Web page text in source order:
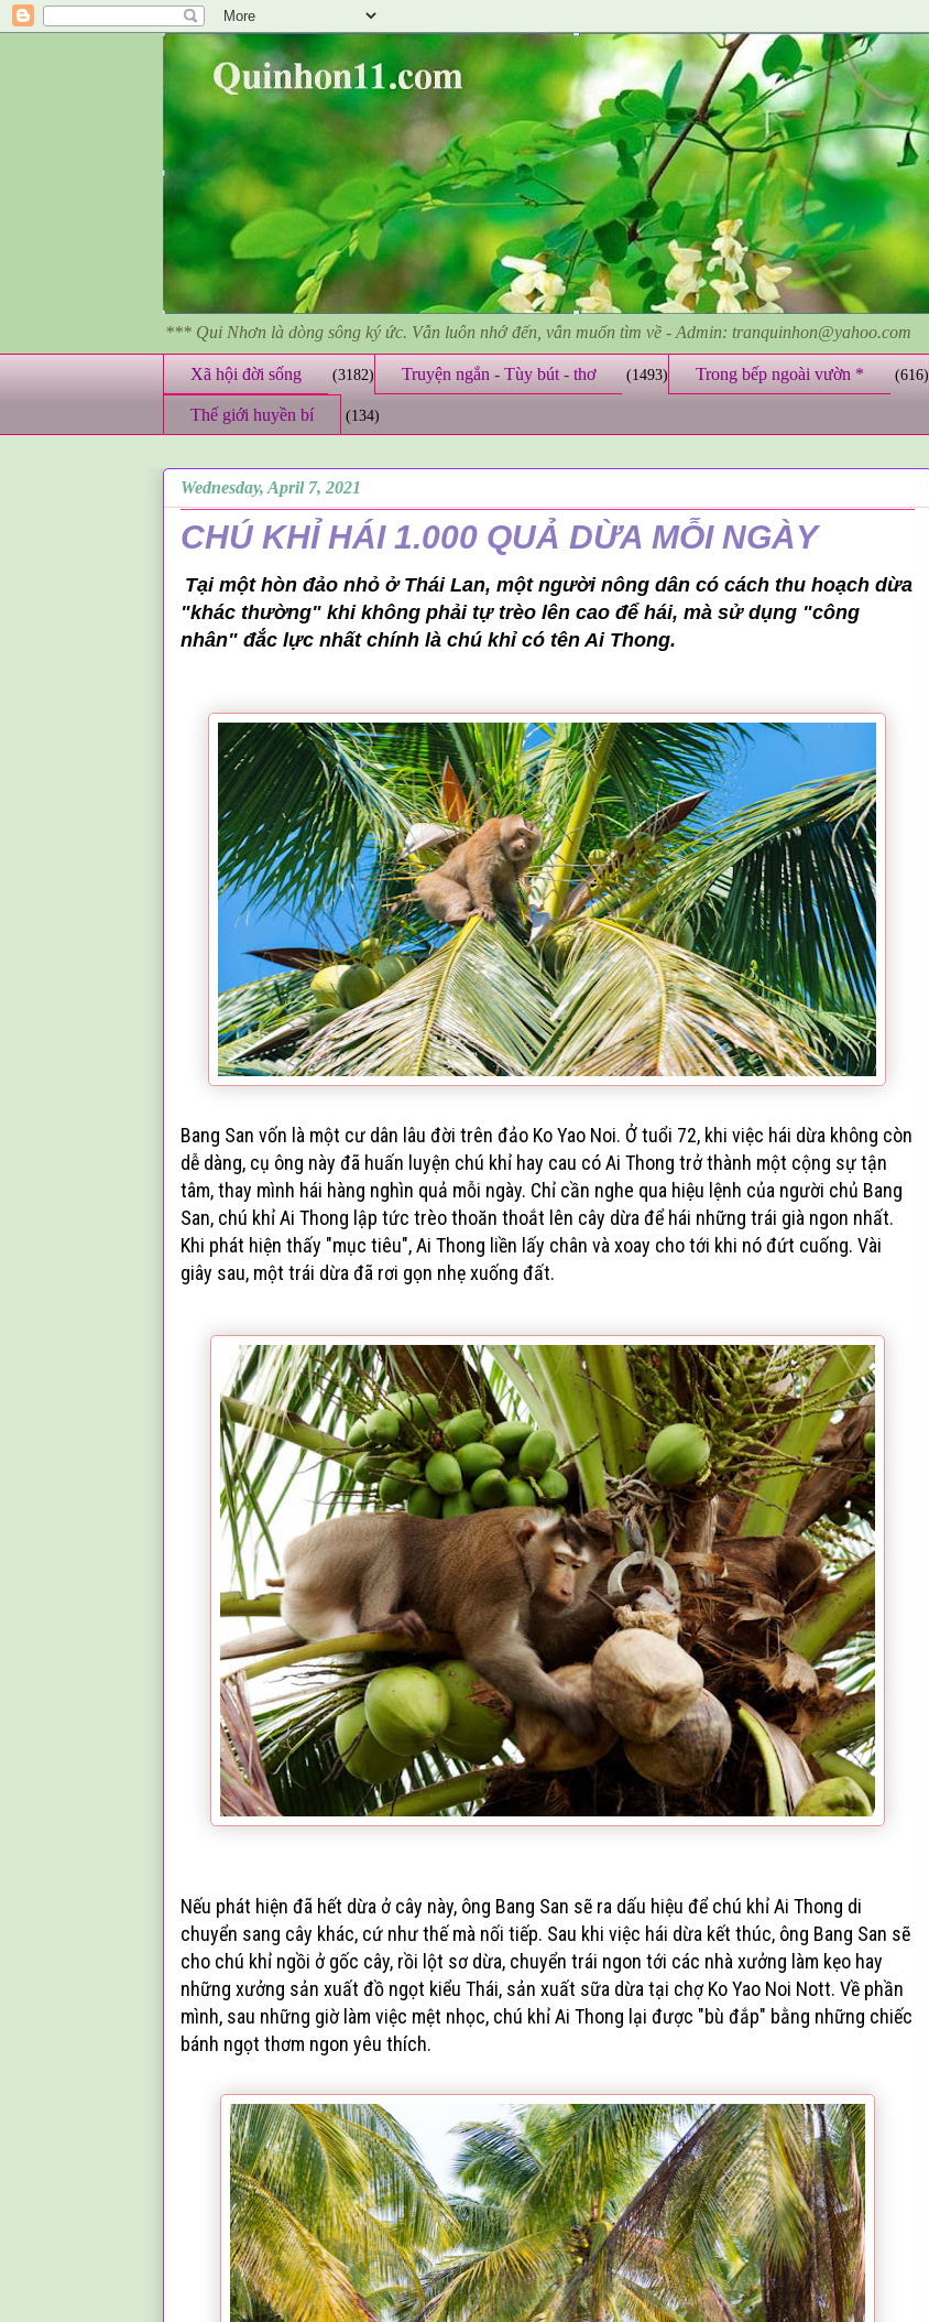
*** Qui Nhơn là dòng sông ký ức. Vẫn luôn nhớ đến, vẫn muốn tìm về - Admin: tranquinhon@yahoo.com
Xã hội đời sống (3182) Truyện ngắn - Tùy bút - thơ (1493) Trong bếp ngoài vườn * (616)
Thế giới huyền bí (134)
Wednesday, April 7, 2021
CHÚ KHỈ HÁI 1.000 QUẢ DỪA MỖI NGÀY
Tại một hòn đảo nhỏ ở Thái Lan, một người nông dân có cách thu hoạch dừa
"khác thường" khi không phải tự trèo lên cao để hái, mà sử dụng "công
nhân" đắc lực nhất chính là chú khỉ có tên Ai Thong.
Bang San vốn là một cư dân lâu đời trên đảo Ko Yao Noi. Ở tuổi 72, khi việc hái dừa không còn
dễ dàng, cụ ông này đã huấn luyện chú khỉ hay cau có Ai Thong trở thành một cộng sự tận
tâm, thay mình hái hàng nghìn quả mỗi ngày. Chỉ cần nghe qua hiệu lệnh của người chủ Bang
San, chú khỉ Ai Thong lập tức trèo thoăn thoắt lên cây dừa để hái những trái già ngon nhất.
Khi phát hiện thấy "mục tiêu", Ai Thong liền lấy chân và xoay cho tới khi nó đứt cuống. Vài
giây sau, một trái dừa đã rơi gọn nhẹ xuống đất.
Nếu phát hiện đã hết dừa ở cây này, ông Bang San sẽ ra dấu hiệu để chú khỉ Ai Thong di
chuyển sang cây khác, cứ như thế mà nối tiếp. Sau khi việc hái dừa kết thúc, ông Bang San sẽ
cho chú khỉ ngồi ở gốc cây, rồi lột sơ dừa, chuyển trái ngon tới các nhà xưởng làm kẹo hay
những xưởng sản xuất đồ ngọt kiểu Thái, sản xuất sữa dừa tại chợ Ko Yao Noi Nott. Về phần
mình, sau những giờ làm việc mệt nhọc, chú khỉ Ai Thong lại được "bù đắp" bằng những chiếc
bánh ngọt thơm ngon yêu thích.